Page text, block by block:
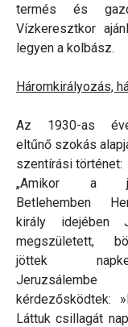
termés és
Vízkeresztkor
legyen a kolbász.
Háromkirályozás,
Az 1930-as
eltűnő szokás
szentírási történet:
„Amikor a
Betlehemben
király idejében
megszületett,
jöttek
kérdezősködtek:
Láttuk csillagát